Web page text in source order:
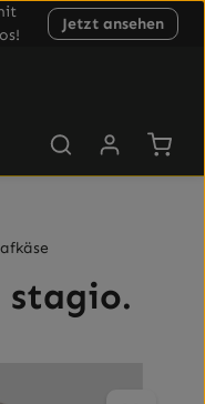
Jetzt ansehen
stagio.